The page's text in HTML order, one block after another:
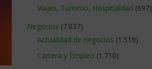
Viajes, Turismo, Hospitalidad (697)
Negocios (7.837)
Actualidad de negocios (1.519)
Carrera y Empleo (1.710)